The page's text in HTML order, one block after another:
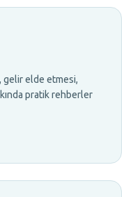
gelir elde etmesi,
pratik rehberler